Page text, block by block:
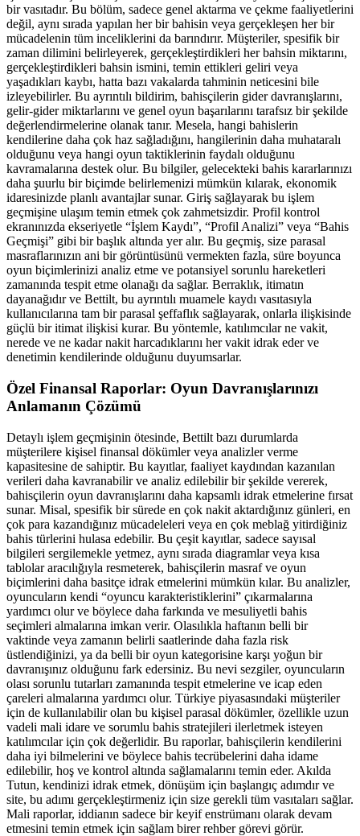
bir vasıtadır. Bu bölüm, sadece genel aktarma ve çekme faaliyetlerini
değil, aynı sırada yapılan her bir bahisin veya gerçekleşen her bir
mücadelenin tüm inceliklerini da barındırır. Müşteriler, spesifik bir
zaman dilimini belirleyerek, gerçekleştirdikleri her bahsin miktarını,
gerçekleştirdikleri bahsin ismini, temin ettikleri geliri veya
yaşadıkları kaybı, hatta bazı vakalarda tahminin neticesini bile
izleyebilirler. Bu ayrıntılı bildirim, bahisçilerin gider davranışlarını,
gelir-gider miktarlarını ve genel oyun başarılarını tarafsız bir şekilde
değerlendirmelerine olanak tanır. Mesela, hangi bahislerin
kendilerine daha çok haz sağladığını, hangilerinin daha muhataralı
olduğunu veya hangi oyun taktiklerinin faydalı olduğunu
kavramalarına destek olur. Bu bilgiler, gelecekteki bahis kararlarınızı
daha şuurlu bir biçimde belirlemenizi mümkün kılarak, ekonomik
idaresinizde planlı avantajlar sunar. Giriş sağlayarak bu işlem
geçmişine ulaşım temin etmek çok zahmetsizdir. Profil kontrol
ekranınızda ekseriyetle “İşlem Kaydı”, “Profil Analizi” veya “Bahis
Geçmişi” gibi bir başlık altında yer alır. Bu geçmiş, size parasal
masraflarınızın ani bir görüntüsünü vermekten fazla, süre boyunca
oyun biçimlerinizi analiz etme ve potansiyel sorunlu hareketleri
zamanında tespit etme olanağı da sağlar. Berraklık, itimatın
dayanağıdır ve Bettilt, bu ayrıntılı muamele kaydı vasıtasıyla
kullanıcılarına tam bir parasal şeffaflık sağlayarak, onlarla ilişkisinde
güçlü bir itimat ilişkisi kurar. Bu yöntemle, katılımcılar ne vakit,
nerede ve ne kadar nakit harcadıklarını her vakit idrak eder ve
denetimin kendilerinde olduğunu duyumsarlar.
Özel Finansal Raporlar: Oyun Davranışlarınızı
Anlamanın Çözümü
Detaylı işlem geçmişinin ötesinde, Bettilt bazı durumlarda
müşterilere kişisel finansal dökümler veya analizler verme
kapasitesine de sahiptir. Bu kayıtlar, faaliyet kaydından kazanılan
verileri daha kavranabilir ve analiz edilebilir bir şekilde vererek,
bahisçilerin oyun davranışlarını daha kapsamlı idrak etmelerine fırsat
sunar. Misal, spesifik bir sürede en çok nakit aktardığınız günleri, en
çok para kazandığınız mücadeleleri veya en çok meblağ yitirdiğiniz
bahis türlerini hulasa edebilir. Bu çeşit kayıtlar, sadece sayısal
bilgileri sergilemekle yetmez, aynı sırada diagramlar veya kısa
tablolar aracılığıyla resmeterek, bahisçilerin masraf ve oyun
biçimlerini daha basitçe idrak etmelerini mümkün kılar. Bu analizler,
oyuncuların kendi “oyuncu karakteristiklerini” çıkarmalarına
yardımcı olur ve böylece daha farkında ve mesuliyetli bahis
seçimleri almalarına imkan verir. Olasılıkla haftanın belli bir
vaktinde veya zamanın belirli saatlerinde daha fazla risk
üstlendiğinizi, ya da belli bir oyun kategorisine karşı yoğun bir
davranışınız olduğunu fark edersiniz. Bu nevi sezgiler, oyuncuların
olası sorunlu tutarları zamanında tespit etmelerine ve icap eden
çareleri almalarına yardımcı olur. Türkiye piyasasındaki müşteriler
için de kullanılabilir olan bu kişisel parasal dökümler, özellikle uzun
vadeli mali idare ve sorumlu bahis stratejileri ilerletmek isteyen
katılımcılar için çok değerlidir. Bu raporlar, bahisçilerin kendilerini
daha iyi bilmelerini ve böylece bahis tecrübelerini daha idame
edilebilir, hoş ve kontrol altında sağlamalarını temin eder. Akılda
Tutun, kendinizi idrak etmek, dönüşüm için başlangıç adımdır ve
site, bu adımı gerçekleştirmeniz için size gerekli tüm vasıtaları sağlar.
Mali raporlar, iddianın sadece bir keyif enstrümanı olarak devam
etmesini temin etmek için sağlam birer rehber görevi görür.